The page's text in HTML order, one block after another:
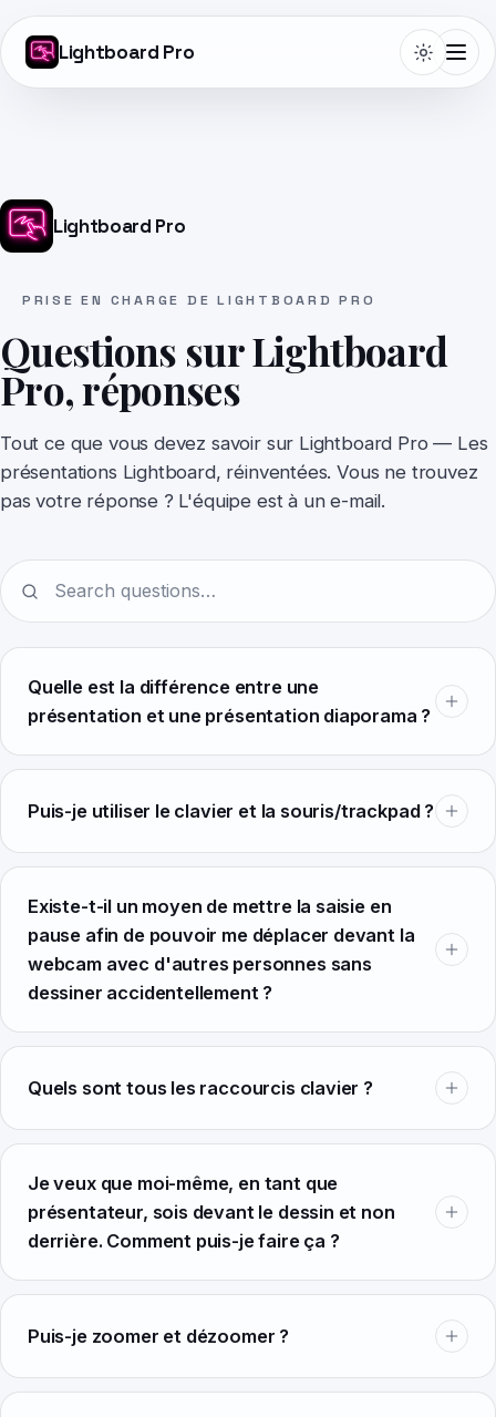
Lightboard Pro
DualScroll
Narrate
Lightboard Pro
Earwig
intuner
Lightboard Pro
PRISE EN CHARGE DE LIGHTBOARD PRO
Questions sur Lightboard
Pro, réponses
Tout ce que vous devez savoir sur Lightboard Pro — Les
présentations Lightboard, réinventées. Vous ne trouvez
pas votre réponse ? L'équipe est à un e-mail.
Quelle est la différence entre une
présentation et une présentation diaporama ?
Puis-je utiliser le clavier et la souris/trackpad ?
Existe-t-il un moyen de mettre la saisie en
pause afin de pouvoir me déplacer devant la
webcam avec d'autres personnes sans
dessiner accidentellement ?
Quels sont tous les raccourcis clavier ?
Je veux que moi-même, en tant que
présentateur, sois devant le dessin et non
derrière. Comment puis-je faire ça ?
Puis-je zoomer et dézoomer ?